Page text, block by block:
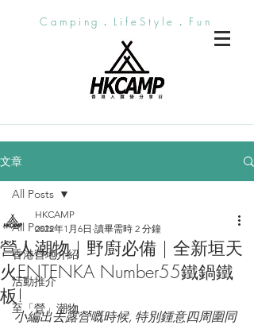
Camping．LifeStyle．Fun
文章
All Posts
香港營地介紹
活動推介
至「營」潮物
All Posts
營人潮物 | 野廚必備 | 全新垣天
火ENTENKA Number55鐵鍋鐵
板!
HKCAMP
2022年1月6日 讀畢需時 2 分鐘
小編出去露營嘅時候, 特別鍾意四周圍同